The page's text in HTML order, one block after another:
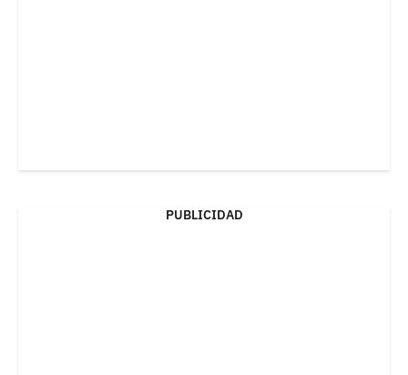
PUBLICIDAD